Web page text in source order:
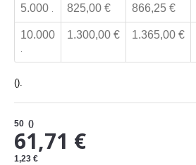
5.000 825,00 € 866,25 €
10.000 1.300,00 € 1.365,00 €
().
50 ()
61,71 €
1,23 €